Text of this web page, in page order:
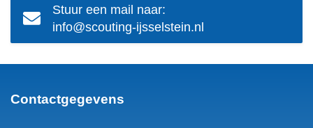
Stuur een mail naar:
info@scouting-ijsselstein.nl
Contactgegevens